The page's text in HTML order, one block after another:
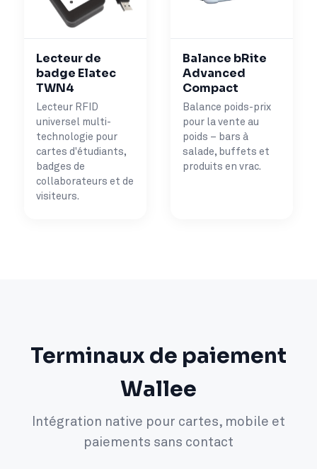
Lecteur de
badge Elatec
TWN4
Lecteur RFID
universel multi-
technologie pour
cartes d'étudiants,
badges de
collaborateurs et de
visiteurs.
Balance bRite
Advanced
Compact
Balance poids-prix
pour la vente au
poids – bars à
salade, buffets et
produits en vrac.
Terminaux de paiement
Wallee
Intégration native pour cartes, mobile et
paiements sans contact